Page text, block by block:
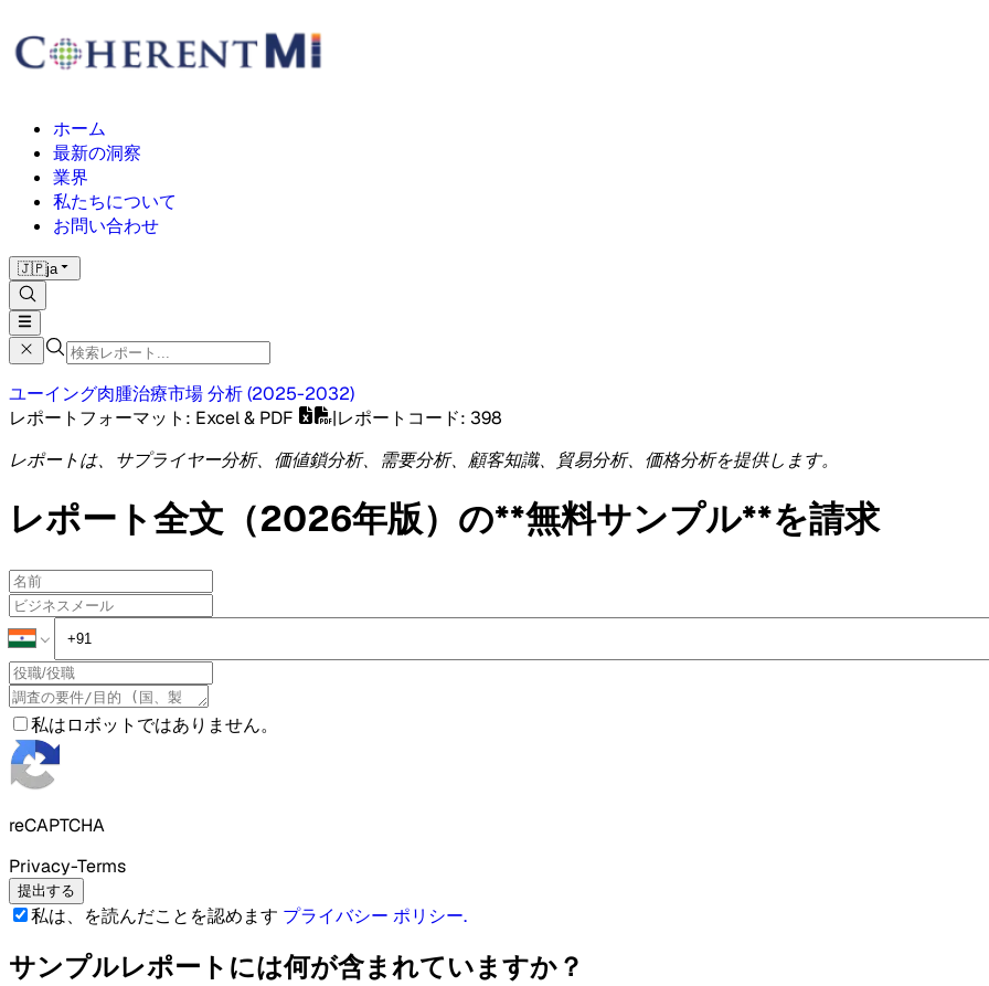
ホーム
最新の洞察
業界
私たちについて
お問い合わせ
🇯🇵ja
ユーイング肉腫治療市場分析(2025-2032)
レポートフォーマット : Excel & PDF |レポートコード: 398
レポートは、サプライヤー分析、価値鎖分析、需要分析、顧客知識、貿易分析、価格分析を提供します。
レポート全文（2026年版）の**無料サンプル**を請求
私はロボットではありません。
reCAPTCHA
Privacy-Terms
提出する
私は、を読んだことを認めます プライバシー ポリシー.
サンプルレポートには何が含まれていますか？